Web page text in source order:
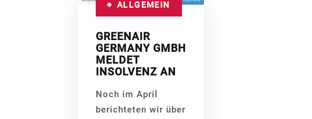
ALLGEMEIN
GREENAIR
GERMANY GMBH
MELDET
INSOLVENZ AN
Noch im April
berichteten wir über